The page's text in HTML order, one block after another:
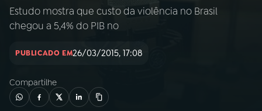
AO VIVO
INÍCIO
02A RÁDIO
Estudo mostra que custo da violência no Brasil
chegou a 5,4% do PIB no
PUBLICADO EM26/03/2015, 17:08
Compartilhe